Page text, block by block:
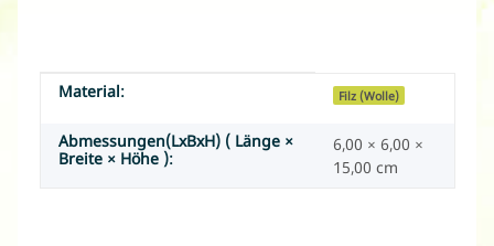
Produkteigenschaft
Wert
Material: Filz (Wolle)
Abmessungen(LxBxH) ( Länge ×
Breite × Höhe ):
6,00 × 6,00 ×
15,00 cm